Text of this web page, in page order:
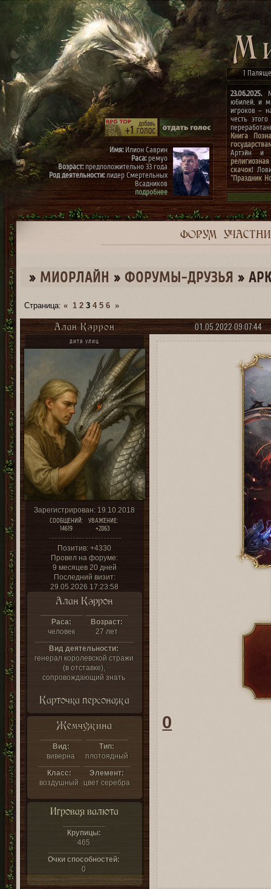
1
23.06.2025.
юбилей, и
игроков –
честь
Книга
Артэйн и
скачок!
"Праздник
конкурсах
архиве"(до
к
Имя:Илион Саврин
Раса:ремуо
Возраст:предположительно 33 года
Род деятельности:лидер Смертельных
Всадников
подробнее
Имя:Тэрис
Раса:ремуо
Возраст:предположительно 30 лет
подробнее
ФОРУМ
» МИОРЛАЙН » ФОРУМЫ-ДРУЗЬЯ »
Страница:« 1 2 3 4 5 6 »
01.05.2022 09:07:44
Алан Кэррон
ДИТЯ УЛИЦ
Зарегистрирован: 19.10.2018
СООБЩЕНИЙ:
14619
УВАЖЕНИЕ:
+2863
Позитив: +4330
Провел на форуме:
9 месяцев 20 дней
Последний визит:
29.05.2026 17:23:58
Алан Кэррон
Раса:
человек
Возраст:
27 лет
Вид деятельности:
генерал королевской стражи
(в отставке),
сопровождающий знать
Карточка персонажа
Жемчужина
Вид:
виверна
Тип:
плотоядный
Класс:
воздушный
Элемент:
цвет серебра
Игровая валюта
Крупицы:
465
Очки способностей:
0
0